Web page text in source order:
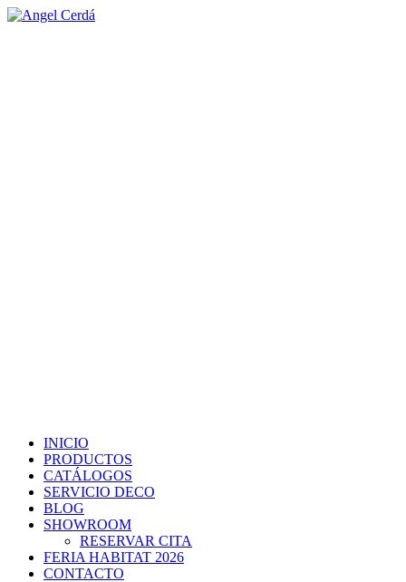
INICIO
PRODUCTOS
CATÁLOGOS
SERVICIO DECO
BLOG
SHOWROOM
RESERVAR CITA
FERIA HABITAT 2026
CONTACTO